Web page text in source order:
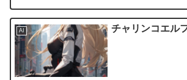
AI チャリンコエル